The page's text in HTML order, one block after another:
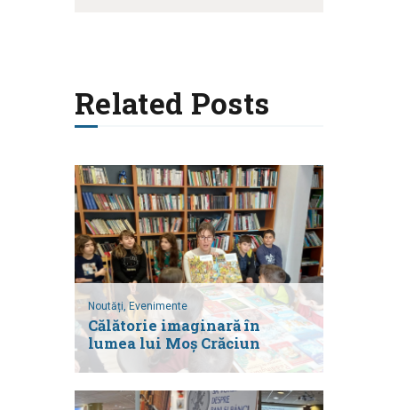
Related Posts
Noutăți,Evenimente
Călătorie imaginară în
lumea lui Moș Crăciun